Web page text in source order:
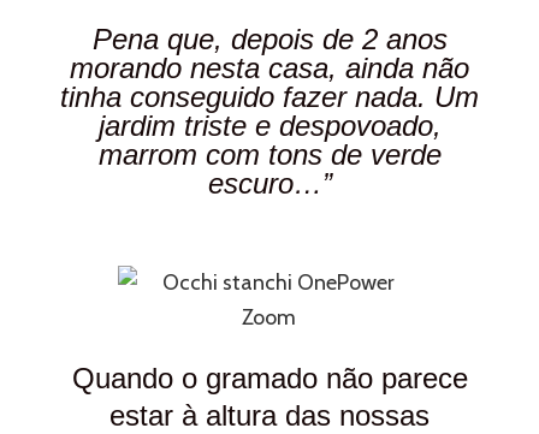
Pena que, depois de 2 anos
morando nesta casa, ainda não
tinha conseguido fazer nada. Um
jardim triste e despovoado,
marrom com tons de verde
escuro…”
Quando o gramado não parece
estar à altura das nossas